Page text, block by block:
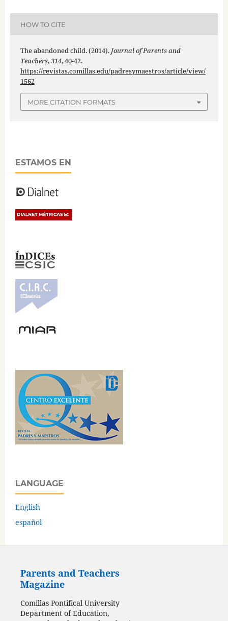
HOW TO CITE
The abandoned child. (2014). Journal of Parents and
Teachers,314, 40-42.
https://revistas.comillas.edu/padresymaestros/article/view/
1562
MORE CITATION FORMATS
ESTAMOS EN
LANGUAGE
English
español
Parents and Teachers
Magazine
Comillas Pontifical University
Department of Education,